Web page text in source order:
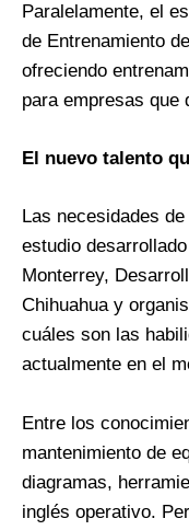
Paralelamente, el
de Entrenamiento
ofreciendo
para empresas que
El nuevo talento
Las necesidades
estudio
Monterrey,
Chihuahua y
cuáles son las
actualmente en el
Entre los
mantenimiento de
diagramas,
inglés operativo.